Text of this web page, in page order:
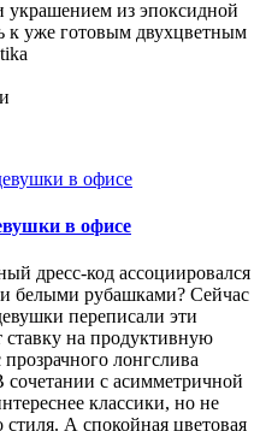
украшением из эпоксидной
к уже готовым двухцветным
в офисе
дресс-код ассоциировался
белыми рубашками? Сейчас
переписали эти
на продуктивную
лонгслива
с асимметричной
классики, но не
А спокойная цветовая